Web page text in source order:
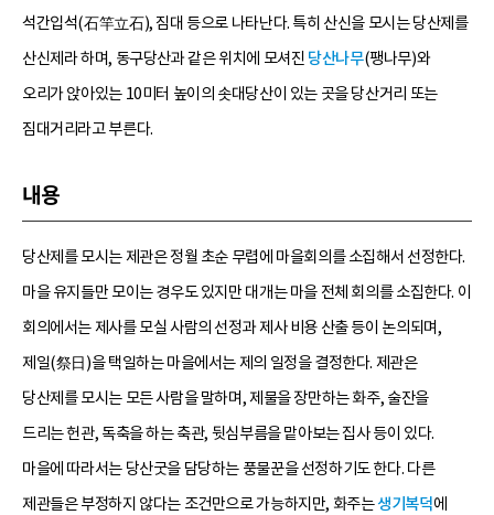
석간입석(石竿立石), 짐대 등으로 나타난다. 특히 산신을 모시는 당산제를
산신제라 하며, 동구당산과 같은 위치에 모셔진 당산나무(팽나무)와
오리가 앉아있는 10미터 높이의 솟대당산이 있는 곳을 당산거리 또는
짐대거리라고 부른다.
내용
당산제를 모시는 제관은 정월 초순 무렵에 마을회의를 소집해서 선정한다.
마을 유지들만 모이는 경우도 있지만 대개는 마을 전체 회의를 소집한다. 이
회의에서는 제사를 모실 사람의 선정과 제사 비용 산출 등이 논의되며,
제일(祭日)을 택일하는 마을에서는 제의 일정을 결정한다. 제관은
당산제를 모시는 모든 사람을 말하며, 제물을 장만하는 화주, 술잔을
드리는 헌관, 독축을 하는 축관, 뒷심부름을 맡아보는 집사 등이 있다.
마을에 따라서는 당산굿을 담당하는 풍물꾼을 선정하기도 한다. 다른
제관들은 부정하지 않다는 조건만으로 가능하지만, 화주는생기복덕에